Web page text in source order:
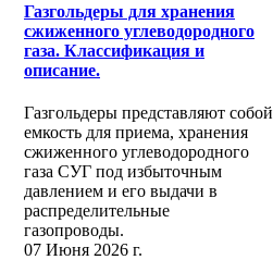
Газгольдеры для хранения
сжиженного углеводородного
газа. Классификация и
описание.
Газгольдеры представляют собой
емкость для приема, хранения
сжиженного углеводородного
газа СУГ под избыточным
давлением и его выдачи в
распределительные
газопроводы.
07 Июня 2026 г.